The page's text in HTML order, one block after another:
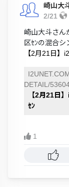
崎山大
2/21
崎山大斗さん
区ｾﾝの混合シ
【2月21日】
DETAIL/
【2月21日
ｾﾝ
1